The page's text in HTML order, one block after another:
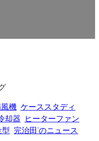
機 ケーススタディ
却器 ヒーターファン
型 完治田'のニュース